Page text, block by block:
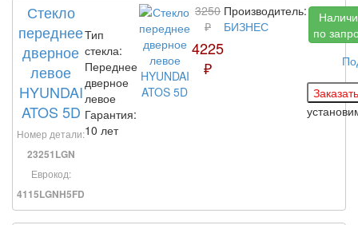
Стекло
переднее
дверное
левое
HYUNDAI
ATOS 5D
Номер детали:
23251LGN
Еврокод:
4115LGNH5FD
Тип
стекла:
Переднее
дверное
левое
Гарантия:
10 лет
3250
₽
4225
₽
Производитель:
БИЗНЕС
по